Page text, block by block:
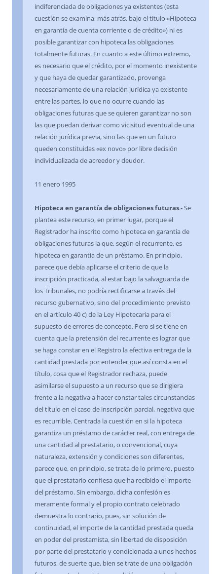
indiferenciada de obligaciones ya existentes (esta
cuestión se examina, más atrás, bajo el título «Hipoteca
en garantía de cuenta corriente o de crédito») ni es
posible garantizar con hipoteca las obligaciones
totalmente futuras. En cuanto a este último extremo,
es necesario que el crédito, por el momento inexistente
y que haya de quedar garantizado, provenga
necesariamente de una relación jurídica ya existente
entre las partes, lo que no ocurre cuando las
obligaciones futuras que se quieren garantizar no son
las que puedan derivar como vicisitud eventual de una
relación jurídica previa, sino las que en un futuro
queden constituidas «ex novo» por libre decisión
individualizada de acreedor y deudor.
11 enero 1995
Hipoteca en garantía de obligaciones futuras.- Se
plantea este recurso, en primer lugar, porque el
Registrador ha inscrito como hipoteca en garantía de
obligaciones futuras la que, según el recurrente, es
hipoteca en garantía de un préstamo. En principio,
parece que debía aplicarse el criterio de que la
inscripción practicada, al estar bajo la salvaguarda de
los Tribunales, no podría rectificarse a través del
recurso gubernativo, sino del procedimiento previsto
en el artículo 40 c) de la Ley Hipotecaria para el
supuesto de errores de concepto. Pero si se tiene en
cuenta que la pretensión del recurrente es lograr que
se haga constar en el Registro la efectiva entrega de la
cantidad prestada por entender que así consta en el
título, cosa que el Registrador rechaza, puede
asimilarse el supuesto a un recurso que se dirigiera
frente a la negativa a hacer constar tales circunstancias
del título en el caso de inscripción parcial, negativa que
es recurrible. Centrada la cuestión en si la hipoteca
garantiza un préstamo de carácter real, con entrega de
una cantidad al prestatario, o convencional, cuya
naturaleza, extensión y condiciones son diferentes,
parece que, en principio, se trata de lo primero, puesto
que el prestatario confiesa que ha recibido el importe
del préstamo. Sin embargo, dicha confesión es
meramente formal y el propio contrato celebrado
demuestra lo contrario, pues, sin solución de
continuidad, el importe de la cantidad prestada queda
en poder del prestamista, sin libertad de disposición
por parte del prestatario y condicionada a unos hechos
futuros, de suerte que, bien se trate de una obligación